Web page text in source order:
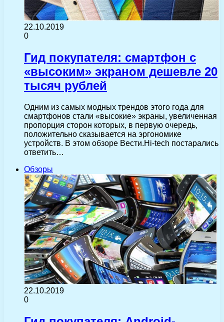
22.10.2019
0
Гид покупателя: cмартфон с
«высоким» экраном дешевле 20
тысяч рублей
Одним из самых модных трендов этого года для
смартфонов стали «высокие» экраны, увеличенная
пропорция сторон которых, в первую очередь,
положительно сказывается на эргономике
устройств. В этом обзоре Вести.Hi-tech постарались
ответить…
Обзоры
22.10.2019
0